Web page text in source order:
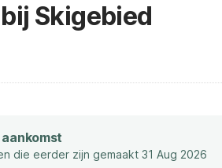
Skigebied
die eerder zijn gemaakt 31 Aug 2026